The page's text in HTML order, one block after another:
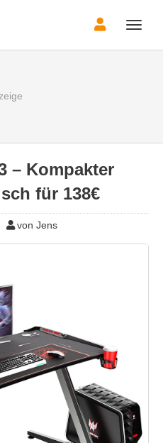
Toggle
– Kompakter
für 138€
von Jens